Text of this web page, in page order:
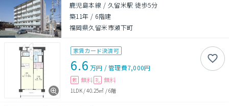
鹿児島本線 / 久留米駅 徒歩5分
築11年 / 6階建
福岡県久留米市瀬下町
家賃カード決済可
6.6 万円 /管理費7,000円
敷 無料 礼 無料
1LDK/40.25㎡ /6階